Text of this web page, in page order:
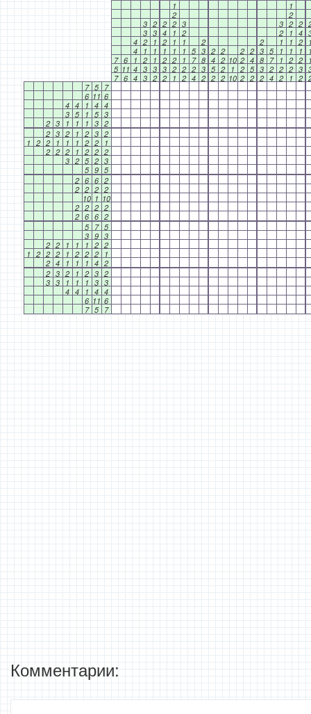
1
1
2
2
3 2 2 2 3 3 2 2
3 3 4 1 2 2 1 4
4 2 1 2 1 1 2 2 1 1 2
4
1 1 1 1 1 5 3 2 2 2 2 3 5 1 1 1
7 6 1 2 1 2 2 1 7 8 4 2 10 2 4 8 7 1 2 2
5 11 4 3 3 3 2 2 2 3 5 2 1 2 5 3 2 2 2 3
7 6 4 3 2 2 1 2 4 2 2 2 10 2 2 2 4 2 1 2
7 5 7
6 11 6
4 4 1 4 4
3 5 1 5 3
2 3 1 1 1 3 2
2 3 2 1 2 3 2
1 2 2 1 1 1 2 2
1
2 2 2 1 2 2 2
3 2 5 2 3
5 9 5
2 6 6 2
2 2 2 2
10 1 10
2 2 2 2
2 6 6 2
5 7 5
3 9 3
2 2 1 1 1 2 2
1 2 2 2 1 2 2 2
1
2 4 1 1 1 4 2
2 3 2 1 2 3 2
3 3 1 1 1 3 3
4 4 1 4 4
6 11 6
7 5 7
Комментарии: